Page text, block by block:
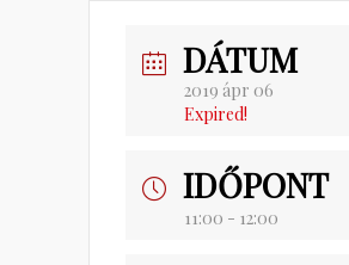
DÁTUM
2019 ápr 06
Expired!
IDŐPONT
11:00 - 12:00